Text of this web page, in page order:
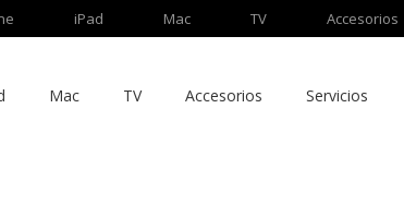
iPad Mac TV Accesorios
Mac TV Accesorios Servicios